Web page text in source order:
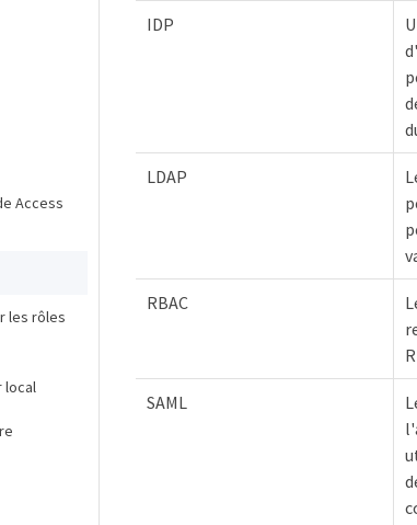
Access
les rôles
local
IDP
LDAP
RBAC
SAML